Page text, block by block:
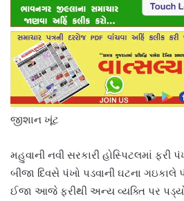
જીશાન ખૂંટ
મહુવાની નવી સરકારી હોસ્પિટલમાં ફરી
બીજા દિવસે પંખો પડવાની ઘટના ગઇકાલે
ઈજા આજે ફરીથી અન્ય વ્યક્તિ પર